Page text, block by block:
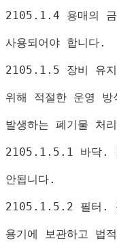
2105.1.4 용매의
사용되어야 합니다.
2105.1.5 장비 유
위해 적절한 운영 방
발생하는 폐기물 처
2105.1.5.1 바닥.
안됩니다.
2105.1.5.2 필터 .
용기에 보관하고 법